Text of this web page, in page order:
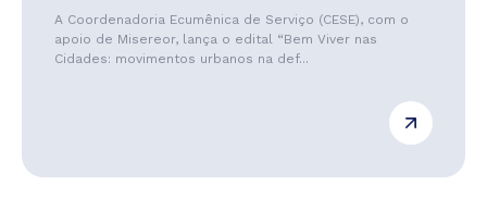
A Coordenadoria Ecumênica de Serviço (CESE), com o
apoio de Misereor, lança o edital “Bem Viver nas
Cidades: movimentos urbanos na def...